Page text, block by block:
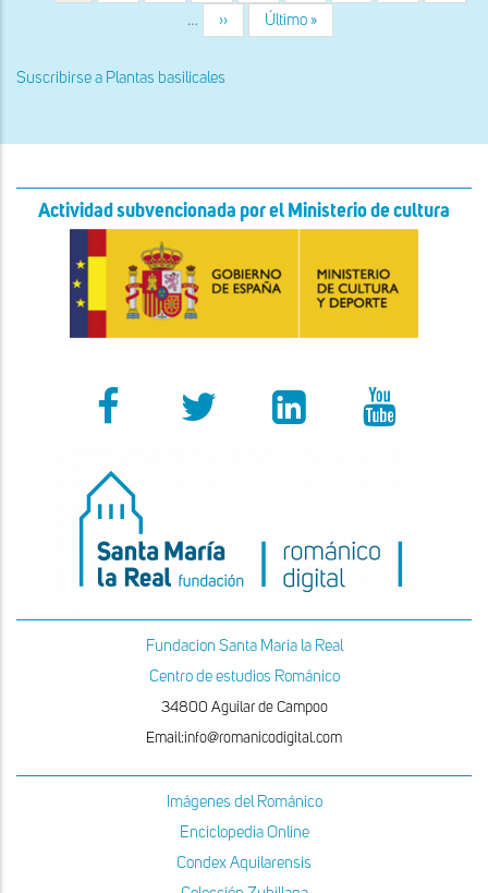
actual
…
Siguiente
página
››
Última
página
Último »
Suscribirse a Plantas basilicales
Actividad subvencionada por el Ministerio de cultura
Fundacion Santa Maria la Real
Centro de estudios Románico
34800 Aguilar de Campoo
Email:info@romanicodigital.com
Imágenes del Románico
Enciclopedia Online
Condex Aquilarensis